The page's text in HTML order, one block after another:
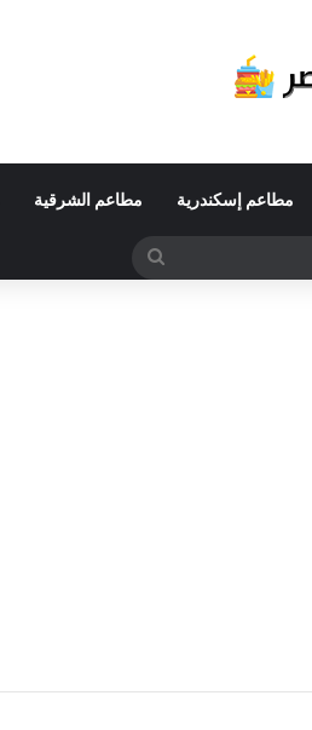
مطاعم إسكندرية مطاعم الشرقية